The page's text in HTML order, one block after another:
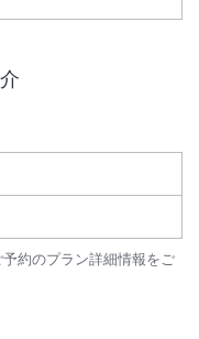
約のプラン詳細情報をご